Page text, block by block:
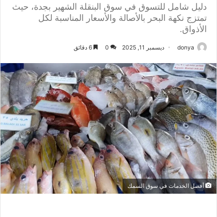
دليل شامل للتسوق في سوق البنقلة الشهير بجدة، حيث
تمتزج نكهة البحر بالأصالة والأسعار المناسبة لكل
الأذواق.
donya ديسمبر 11, 2025 0
أفضل الخدمات في سوق السمك